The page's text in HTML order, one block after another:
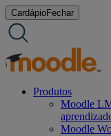
Ir
para
o
CardápioFechar
Produtos
Moodle
Moodle